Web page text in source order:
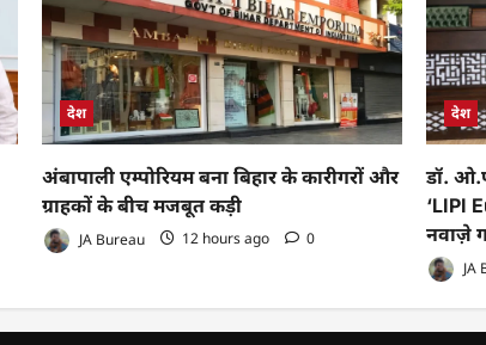
देश
अंबापाली एम्पोरियम बना बिहार के कारीगरों और
ग्राहकों के बीच मजबूत कड़ी
JA Bureau 12 hours ago 0
देश
डॉ.
‘LIPI
नवाज़े
JA